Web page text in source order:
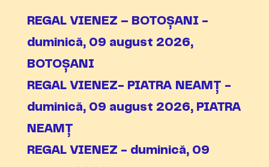
REGAL VIENEZ – BOTOȘANI -
duminică, 09 august 2026,
BOTOȘANI
REGAL VIENEZ- PIATRA NEAMȚ -
duminică, 09 august 2026, PIATRA
NEAMȚ
REGAL VIENEZ - duminică, 09